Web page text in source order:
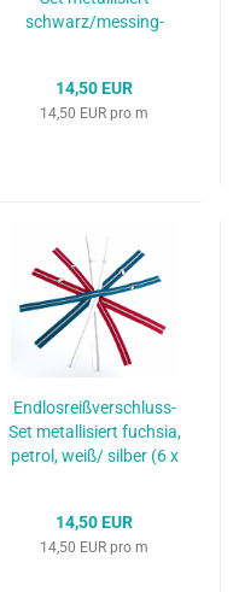
schwarz/messing-
cm)
14,50 EUR
14,50 EUR pro m
Endlosreißverschluss-
Set metallisiert fuchsia,
petrol, weiß/ silber (6 x
14,50 EUR
14,50 EUR pro m